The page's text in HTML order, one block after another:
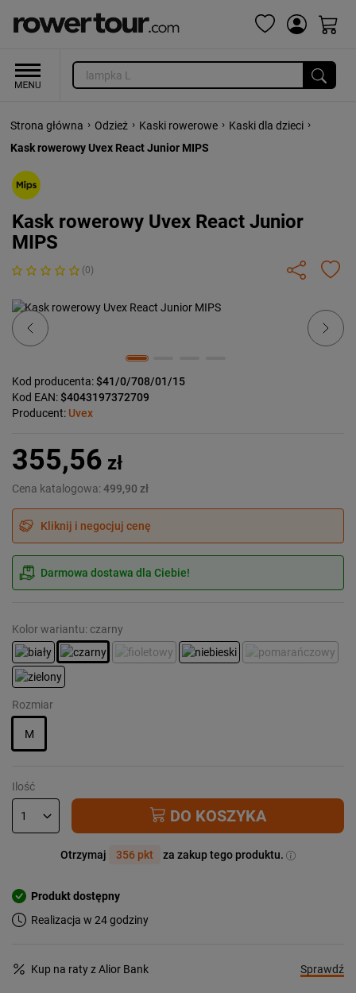
Strona główna › Odzież › Kaski rowerowe › Kaski dla dzieci ›
Kask rowerowy Uvex React Junior MIPS
Kask rowerowy Uvex React Junior
MIPS
(0)
Previous Next
Kod producenta:$41/0/708/01/15
Kod EAN:$4043197372709
Producent: Uvex
355,56 zł
Cena katalogowa: 499,90 zł
Kliknij i negocjuj cenę
Darmowa dostawa dla Ciebie!
Kolor wariantu: czarny
Rozmiar
M
Ilość
DO KOSZYKA
Otrzymaj 356 pkt za zakup tego produktu.
Produkt dostępny
Realizacja w 24 godziny
Kup na raty z Alior Bank Sprawdź